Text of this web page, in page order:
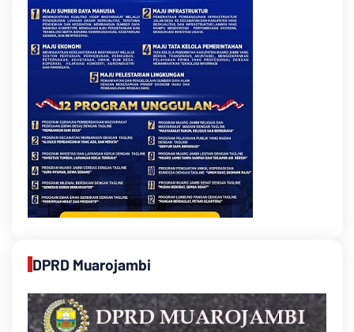
DPRD Muarojambi